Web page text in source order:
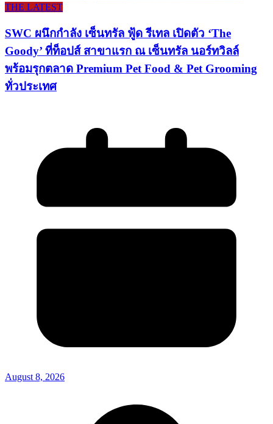
THE LATEST
SWC ผนึกกำลัง เซ็นทรัล ฟู้ด รีเทล เปิดตัว ‘The
Goody’ ที่ท็อปส์ สาขาแรก ณ เซ็นทรัล นอร์ทวิลล์
พร้อมรุกตลาด Premium Pet Food & Pet Grooming
ทั่วประเทศ
August 8, 2026